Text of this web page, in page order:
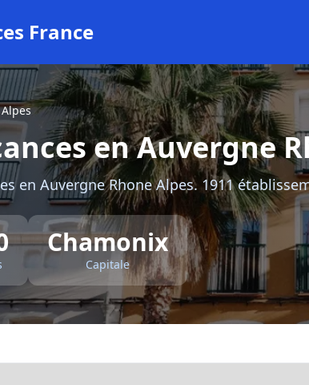
France
en Auvergne
en Auvergne Rhone Alpes. 1911
Chamonix
Capitale